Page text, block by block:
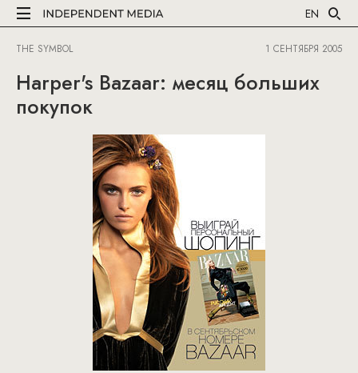
EN
THE SYMBOL 1 СЕНТЯБРЯ 2005
Harper's Bazaar: месяц больших
покупок